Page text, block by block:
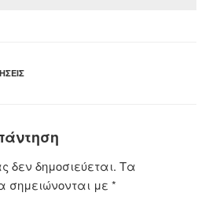
δεν δημοσιεύεται. Τα
σημειώνονται με *